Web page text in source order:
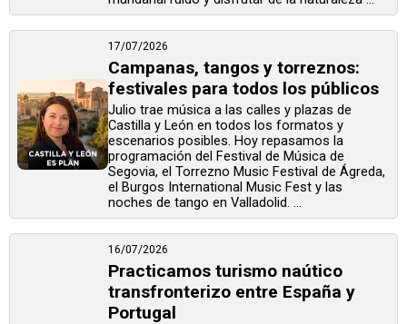
17/07/2026
Campanas, tangos y torreznos:
festivales para todos los públicos
Julio trae música a las calles y plazas de
Castilla y León en todos los formatos y
escenarios posibles. Hoy repasamos la
programación del Festival de Música de
Segovia, el Torrezno Music Festival de Ágreda,
el Burgos International Music Fest y las
noches de tango en Valladolid. ...
16/07/2026
Practicamos turismo naútico
transfronterizo entre España y
Portugal